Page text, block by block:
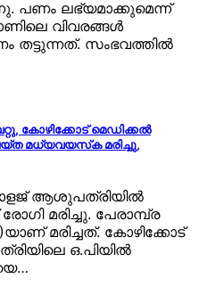
പണം ലഭ്യമാക്കുമെന്ന്
വിവരങ്ങള്‍
തട്ടുന്നത്. സംഭവത്തില്‍
കോഴിക്കോട് മെഡിക്കല്‍
മധ്യവയസ്‌ക മരിച്ചു,
ആശുപത്രിയില്‍
മരിച്ചു. പേരാമ്പ്ര
മരിച്ചത്. കോഴിക്കോട്
ഒ.പിയില്‍